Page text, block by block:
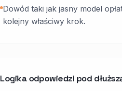
Dowód taki jak jasny model
kolejny właściwy krok.
Logika odpowiedzi pod